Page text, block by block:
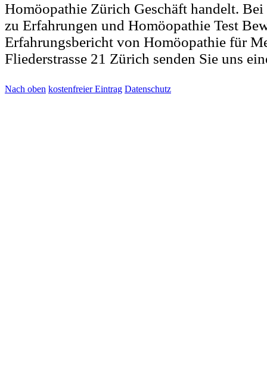
Homöopathie Zürich Geschäft handelt.
zu Erfahrungen und Homöopathie Test
Erfahrungsbericht von Homöopathie für
Fliederstrasse 21 Zürich senden Sie uns
Nach oben kostenfreier Eintrag Datenschutz